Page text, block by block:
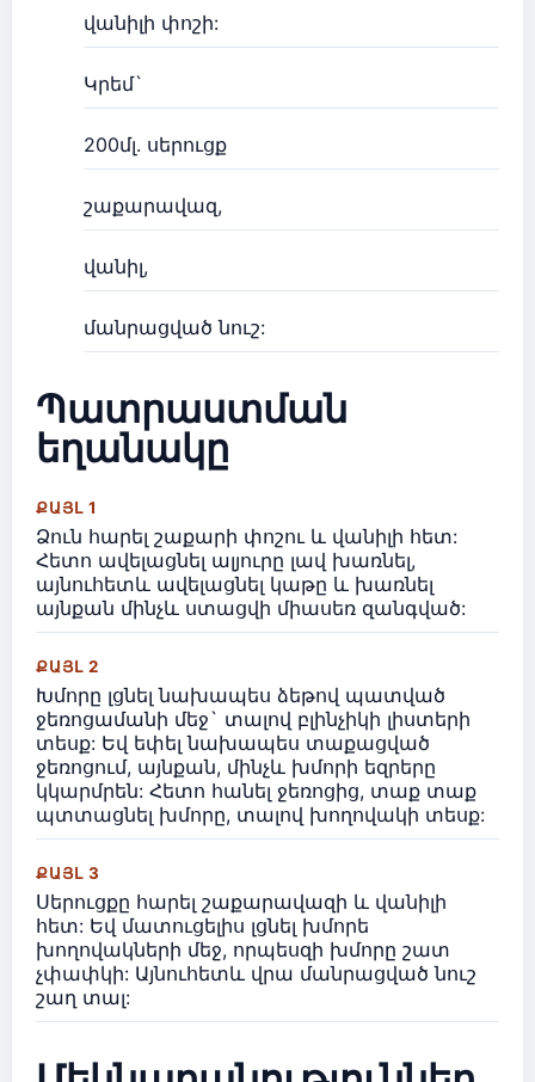
վանիլի փոշի:
Կրեմ`
200մլ. սերուցք
շաքարավազ,
վանիլ,
մանրացված նուշ:
Պատրաստման
եղանակը
ՔԱՅԼ 1
Ձուն հարել շաքարի փոշու և վանիլի հետ:
Հետո ավելացնել ալյուրը լավ խառնել,
այնուհետև ավելացնել կաթը և խառնել
այնքան մինչև ստացվի միասեռ զանգված:
ՔԱՅԼ 2
Խմորը լցնել նախապես ձեթով պատված
ջեռոցամանի մեջ` տալով բլինչիկի լիստերի
տեսք: Եվ եփել նախապես տաքացված
ջեռոցում, այնքան, մինչև խմորի եզրերը
կկարմրեն: Հետո հանել ջեռոցից, տաք տաք
պտտացնել խմորը, տալով խողովակի տեսք:
ՔԱՅԼ 3
Սերուցքը հարել շաքարավազի և վանիլի
հետ: Եվ մատուցելիս լցնել խմորե
խողովակների մեջ, որպեսզի խմորը շատ
չփափկի: Այնուհետև վրա մանրացված նուշ
շաղ տալ: